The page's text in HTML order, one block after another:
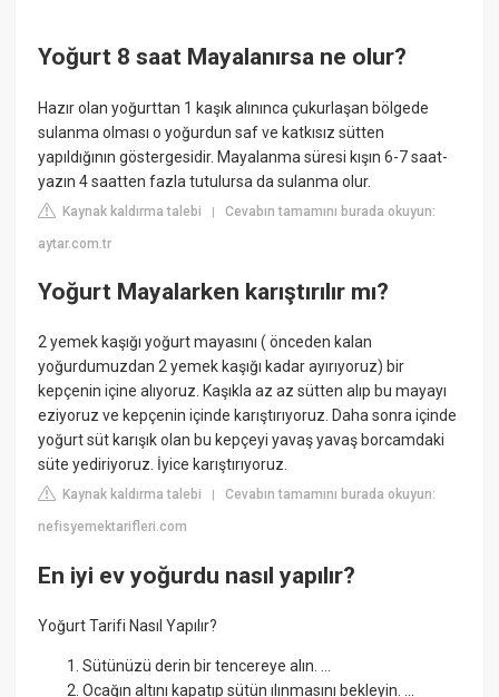
Yoğurt 8 saat Mayalanırsa ne olur?
Hazır olan yoğurttan 1 kaşık alınınca çukurlaşan bölgede
sulanma olması o yoğurdun saf ve katkısız sütten
yapıldığının göstergesidir. Mayalanma süresi kışın 6-7 saat-
yazın 4 saatten fazla tutulursa da sulanma olur.
Kaynak kaldırma talebi |Cevabın tamamını burada okuyun:
aytar.com.tr
Yoğurt Mayalarken karıştırılır mı?
2 yemek kaşığı yoğurt mayasını ( önceden kalan
yoğurdumuzdan 2 yemek kaşığı kadar ayırıyoruz) bir
kepçenin içine alıyoruz. Kaşıkla az az sütten alıp bu mayayı
eziyoruz ve kepçenin içinde karıştırıyoruz. Daha sonra içinde
yoğurt süt karışık olan bu kepçeyi yavaş yavaş borcamdaki
süte yediriyoruz. İyice karıştırıyoruz.
Kaynak kaldırma talebi |Cevabın tamamını burada okuyun:
nefisyemektarifleri.com
En iyi ev yoğurdu nasıl yapılır?
Yoğurt Tarifi Nasıl Yapılır?
Sütünüzü derin bir tencereye alın. ...
Ocağın altını kapatıp sütün ılınmasını bekleyin. ...